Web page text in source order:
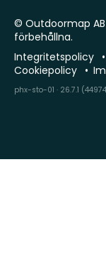
© Outdoormap
förbehållna.
Integritetspolicy
Cookiepolicy
phx-sto-01 · 26.7.1